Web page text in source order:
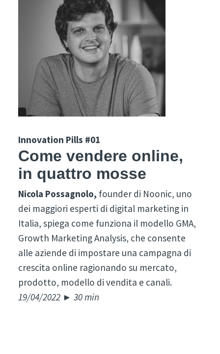
Innovation Pills #01
Come vendere online,
in quattro mosse
Nicola Possagnolo, founder di Noonic, uno
dei maggiori esperti di digital marketing in
Italia, spiega come funziona il modello GMA,
Growth Marketing Analysis, che consente
alle aziende di impostare una campagna di
crescita online ragionando su mercato,
prodotto, modello di vendita e canali.
19/04/2022 ► 30 min